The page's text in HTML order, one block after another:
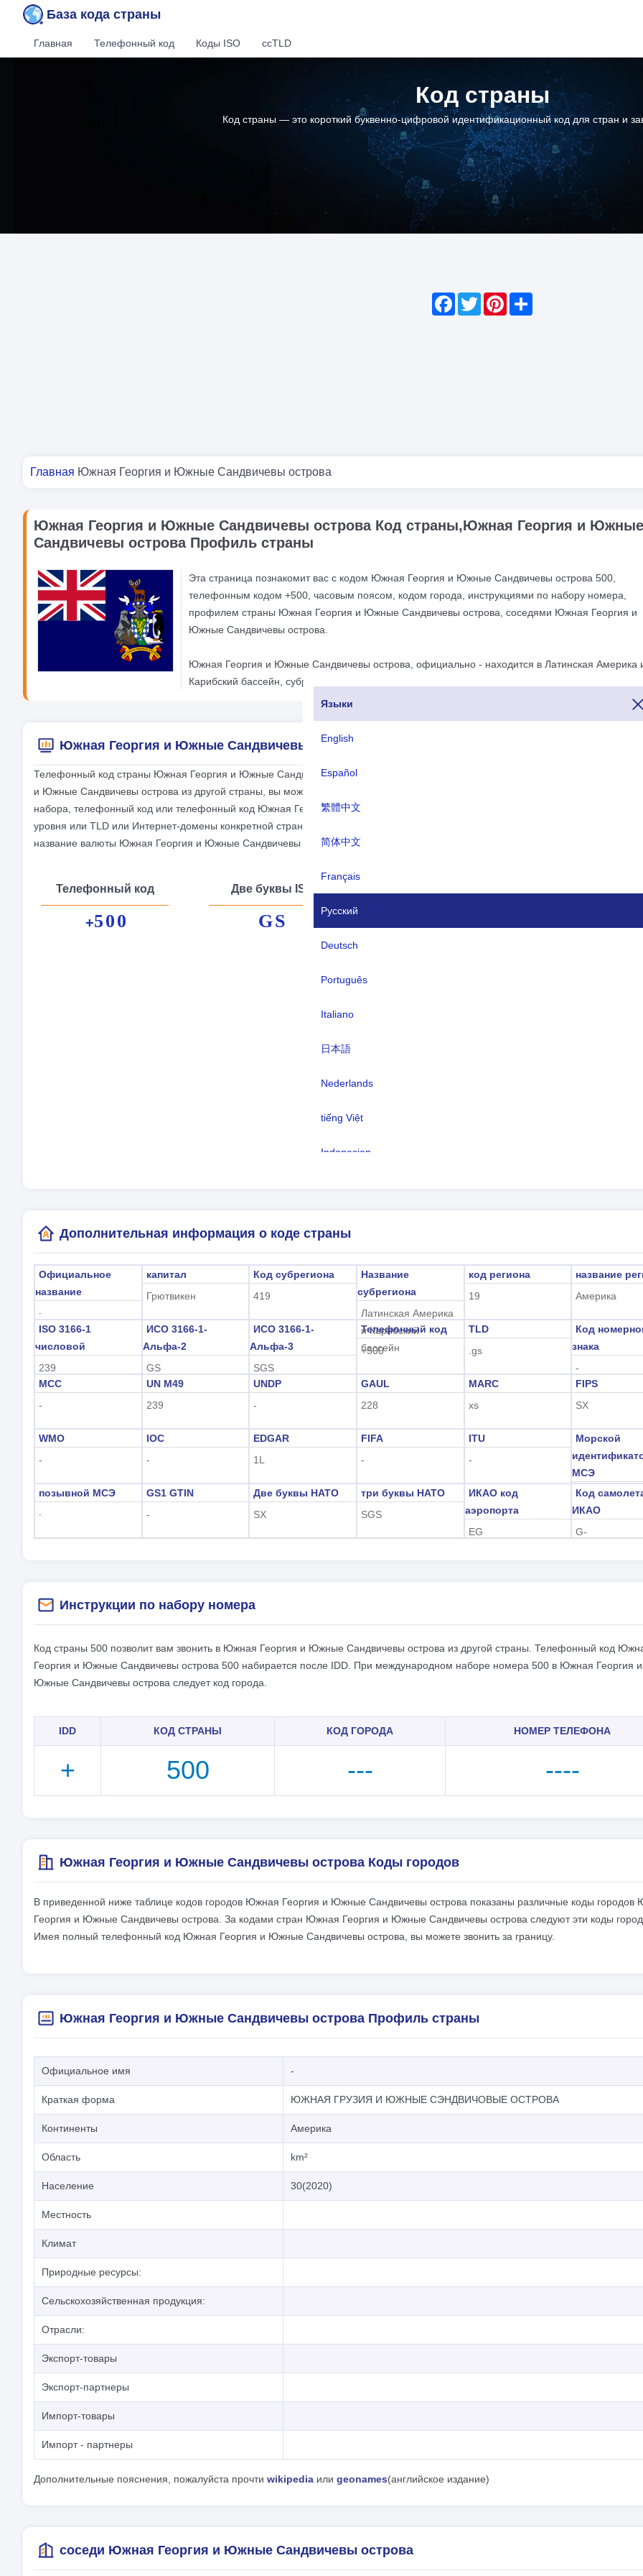
База кода страны
Языки
English
Español
繁體中文
简体中文
Français
Русский
Deutsch
Português
Italiano
日本語
Nederlands
tiếng Việt
Indonesian
Главная Телефонный код Коды ISO ccTLD
Код страны
Код страны — это короткий буквенно-цифровой идентификационный код для стран и
Facebook
Twitter
Pinterest
Share
Вы здесь
Главная Южная Георгия и Южные Сандвичевы острова
Южная Георгия и Южные Сандвичевы острова Код страны,Южная Георгия и Южные
Сандвичевы острова Профиль страны
Эта страница познакомит вас с кодом Южная Георгия и Южные Сандвичевы острова 500,
телефонным кодом +500, часовым поясом, кодом города, инструкциями по набору номера,
профилем страны Южная Георгия и Южные Сандвичевы острова, соседями Южная Георгия и
Южные Сандвичевы острова.
Южная Георгия и Южные Сандвичевы острова, официально - находится в Латинская Америка
Карибский бассейн, субрегиональная часть Америка.
Южная Георгия и Южные Сандвичевы острова Код страны +500
Телефонный код страны Южная Георгия и Южные Сандвичевы острова — это номер 500. Если вы хотите позвонить в Южная
и Южные Сандвичевы острова из другой страны, вы можете сделать это, набрав номер 500 перед полным телефонным
набора, телефонный код или телефонный код Южная Георгия и Южные Сандвичевы острова начинается с +500). Домен
уровня или TLD или Интернет-домены конкретной страны для Южная Георгия и Южные Сандвичевы острова заканчиваются
название валюты Южная Георгия и Южные Сандвичевы острова — Нет универсальной валюты(-).
Телефонный код
+500
Две буквы ISO
GS
Официальное название:
Часовой пояс:
Летнее время:
(Грютвикен)
Дополнительная информация о коде страны
Официальное
название
-
капитал
Грютвикен
Код субрегиона
419
Название
субрегиона
Латинская Америка
и Карибский
бассейн
код региона
19
название
Америка
ISO 3166-1
числовой
239
ИСО 3166-1-
Альфа-2
GS
ИСО 3166-1-
Альфа-3
SGS
Телефонный код
+500
TLD
.gs
Код
знака
-
MCC
-
UN M49
239
UNDP
-
GAUL
228
MARC
xs
FIPS
SX
WMO
-
IOC
-
EDGAR
1L
FIFA
-
ITU
-
Морской
МСЭ
-
позывной МСЭ
-
GS1 GTIN
-
Две буквы НАТО
SX
три буквы НАТО
SGS
ИКАО код
аэропорта
EG
Код
ИКАО
G-
Инструкции по набору номера
Код страны 500 позволит вам звонить в Южная Георгия и Южные Сандвичевы острова из другой страны. Телефонный код
Георгия и Южные Сандвичевы острова 500 набирается после IDD. При международном наборе номера 500 в Южная Георгия и
Южные Сандвичевы острова следует код города.
IDD КОД СТРАНЫ КОД ГОРОДА НОМЕР ТЕЛЕФОНА
+ 500 --- ----
Южная Георгия и Южные Сандвичевы острова Коды городов
В приведенной ниже таблице кодов городов Южная Георгия и Южные Сандвичевы острова показаны различные коды городов
Георгия и Южные Сандвичевы острова. За кодами стран Южная Георгия и Южные Сандвичевы острова следуют эти коды
Имея полный телефонный код Южная Георгия и Южные Сандвичевы острова, вы можете звонить за границу.
Южная Георгия и Южные Сандвичевы острова Профиль страны
Официальное имя -
Краткая форма ЮЖНАЯ ГРУЗИЯ И ЮЖНЫЕ СЭНДВИЧОВЫЕ ОСТРОВА
Континенты Америка
Область km²
Население 30(2020)
Местность
Климат
Природные ресурсы:
Сельскохозяйственная продукция:
Отрасли:
Экспорт-товары
Экспорт-партнеры
Импорт-товары
Импорт - партнеры
Дополнительные пояснения, пожалуйста прочти wikipedia или geonames(английское издание)
соседи Южная Георгия и Южные Сандвичевы острова